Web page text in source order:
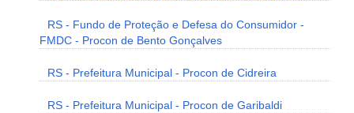
RS - Fundo de Proteção e Defesa do Consumidor -
FMDC - Procon de Bento Gonçalves
RS - Prefeitura Municipal - Procon de Cidreira
RS - Prefeitura Municipal - Procon de Garibaldi